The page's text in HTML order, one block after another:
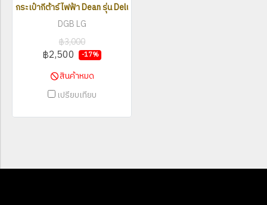
กระเป๋ากีต้าร์ไฟฟ้า Dean รุ่น Deluxe Gig Bag Large Guitar (DGB LG)
DGB LG
฿3,000
฿2,500 -17%
สินค้าหมด
เปรียบเทียบ